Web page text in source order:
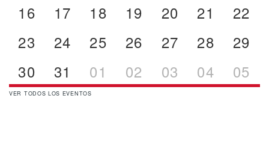
16
17 18 19 20 21
22
23
24 25 26 27 28
29
30
31 01 02 03 04 05
VER TODOS LOS EVENTOS